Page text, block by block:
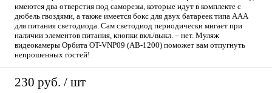
имеются два отверстия под саморезы, которые идут в комплекте с
дюбель гвоздями, а также имеется бокс для двух батареек типа ААА
для питания светодиода. Сам светодиод периодически мигает при
наличии элементов питания, кнопки вкл./выкл. – нет. Муляж
видеокамеры Орбита OT-VNP09 (AB-1200) поможет вам отпугнуть
непрошенных гостей!
230 руб. / шт